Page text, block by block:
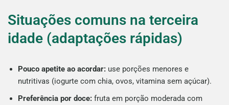
Situações comuns na terceira
idade (adaptações rápidas)
Pouco apetite ao acordar: use porções menores e
nutritivas (iogurte com chia, ovos, vitamina sem açúcar).
Preferência por doce: fruta em porção moderada com